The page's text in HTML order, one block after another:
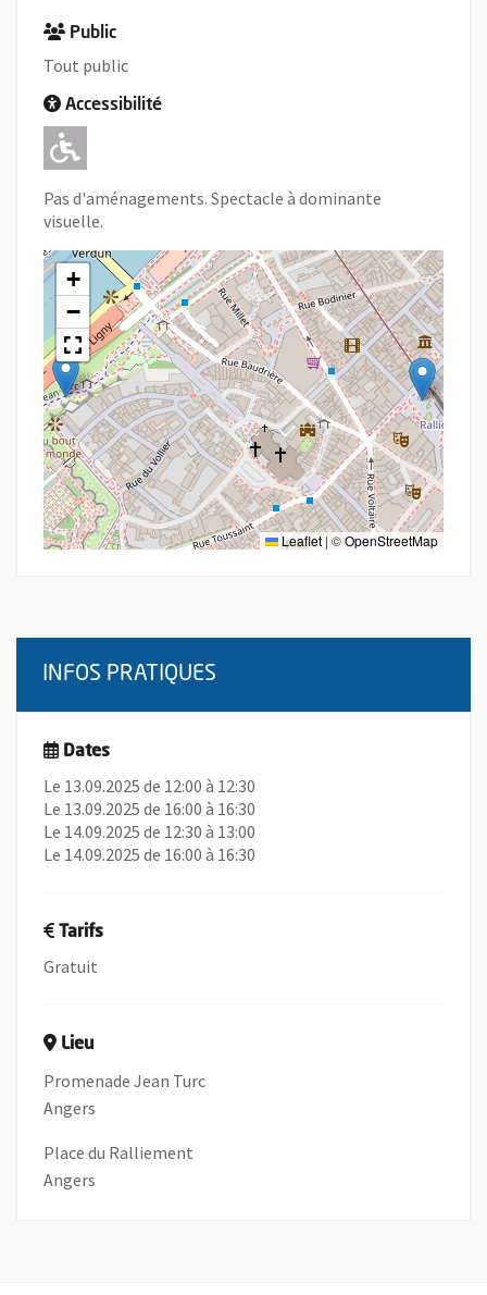
Public
Tout public
Accessibilité
Adapté pour l'handicap Moteur
Pas d'aménagements. Spectacle à dominante
visuelle.
+
−
Leaflet | ©OpenStreetMap
INFOS PRATIQUES
Dates
Le 13.09.2025 de 12:00 à 12:30
Le 13.09.2025 de 16:00 à 16:30
Le 14.09.2025 de 12:30 à 13:00
Le 14.09.2025 de 16:00 à 16:30
Tarifs
Gratuit
Lieu
Promenade Jean Turc
Angers
Place du Ralliement
Angers